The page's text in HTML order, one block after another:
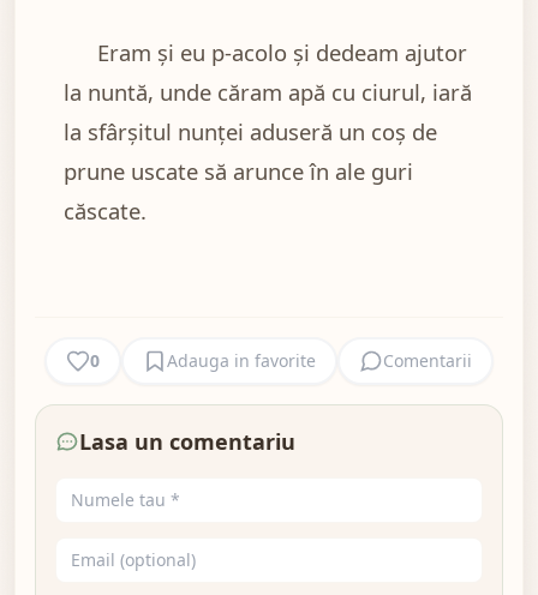
Eram şi eu p-acolo şi dedeam ajutor
la nuntă, unde căram apă cu ciurul, iară
la sfârşitul nunţei aduseră un coş de
prune uscate să arunce în ale guri
căscate.
0 Adauga in favorite Comentarii
Lasa un comentariu